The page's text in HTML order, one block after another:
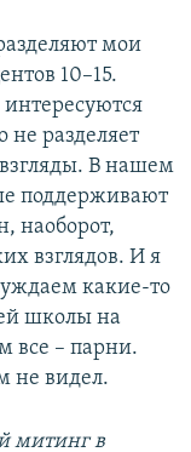
мои
10–15.
не разделяет
В нашем
поддерживают
наоборот,
взглядов. И я
какие-то
школы на
все – парни.
не видел.
митинг в